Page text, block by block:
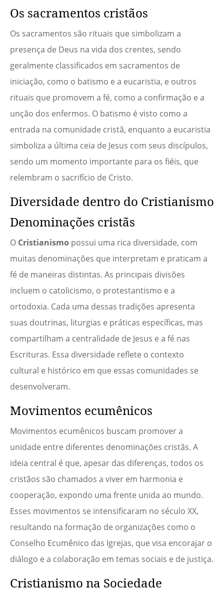
Os sacramentos cristãos
Os sacramentos são rituais que simbolizam a
presença de Deus na vida dos crentes, sendo
geralmente classificados em sacramentos de
iniciação, como o batismo e a eucaristia, e outros
rituais que promovem a fé, como a confirmação e a
unção dos enfermos. O batismo é visto como a
entrada na comunidade cristã, enquanto a eucaristia
simboliza a última ceia de Jesus com seus discípulos,
sendo um momento importante para os fiéis, que
relembram o sacrifício de Cristo.
Diversidade dentro do Cristianismo
Denominações cristãs
O Cristianismo possui uma rica diversidade, com
muitas denominações que interpretam e praticam a
fé de maneiras distintas. As principais divisões
incluem o catolicismo, o protestantismo e a
ortodoxia. Cada uma dessas tradições apresenta
suas doutrinas, liturgias e práticas específicas, mas
compartilham a centralidade de Jesus e a fé nas
Escrituras. Essa diversidade reflete o contexto
cultural e histórico em que essas comunidades se
desenvolveram.
Movimentos ecumênicos
Movimentos ecumênicos buscam promover a
unidade entre diferentes denominações cristãs. A
ideia central é que, apesar das diferenças, todos os
cristãos são chamados a viver em harmonia e
cooperação, expondo uma frente unida ao mundo.
Esses movimentos se intensificaram no século XX,
resultando na formação de organizações como o
Conselho Ecumênico das Igrejas, que visa encorajar o
diálogo e a colaboração em temas sociais e de justiça.
Cristianismo na Sociedade